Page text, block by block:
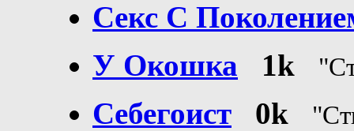
Секс С
У Окошка
1k
Себегоист 0k